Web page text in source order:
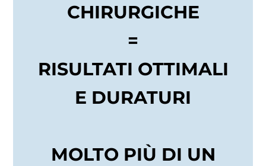
CHIRURGICHE
=
RISULTATI OTTIMALI
E DURATURI
MOLTO PIÙ DI UN